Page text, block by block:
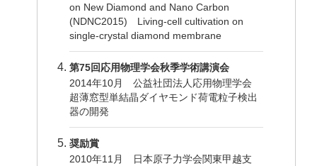
on New Diamond and Nano Carbon
(NDNC2015) Living-cell cultivation on
single-crystal diamond membrane
第75回応用物理学会秋季学術講演会
2014年10月 公益社団法人応用物理学会
超薄窓型単結晶ダイヤモンド荷電粒子検出
器の開発
奨励賞
2010年11月 日本原子力学会関東甲越支